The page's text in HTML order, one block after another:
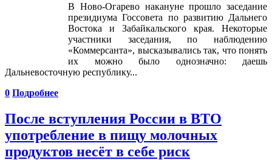
В Ново-Огарево накануне прошло заседание
президиума Госсовета по развитию Дальнего
Востока и Забайкальского края. Некоторые
участники заседания, по наблюдению
«Коммерсанта», высказывались так, что понять
их можно было однозначно: даешь
Дальневосточную республику...
0 Подробнее
После вступления России в ВТО
употребление в пищу молочных
продуктов несёт в себе риск